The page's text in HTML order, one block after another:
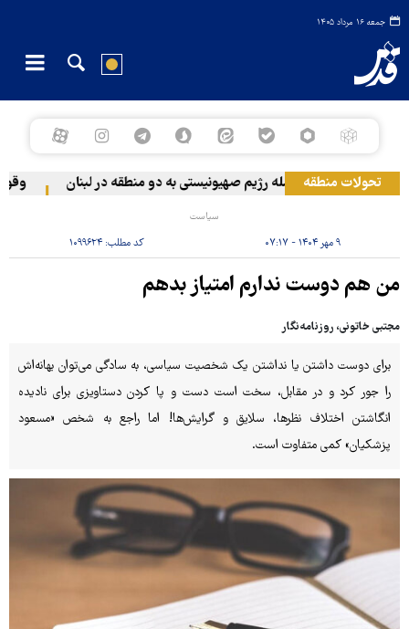
جمعه ۱۶ مرداد ۱۴۰۵
تحولات منطقهحمله رژیم صهیونیستی به دو منطقه در لبنان
سیاست
۹ مهر ۱۴۰۴ - ۰۷:۱۷ کد مطلب: ۱۰۹۹۶۲۴
من هم دوست ندارم امتیاز بدهم
مجتبی خاتونی، روزنامه‌نگار
برای دوست داشتن یا نداشتن یک شخصیت سیاسی، به سادگی می‌توان بهانه‌اش
را جور کرد و در مقابل، سخت است دست ‌و پا کردن دستاویزی برای نادیده
انگاشتن اختلاف نظرها، سلایق و گرایش‌ها! اما راجع به شخص «مسعود
پزشکیان» کمی متفاوت است.